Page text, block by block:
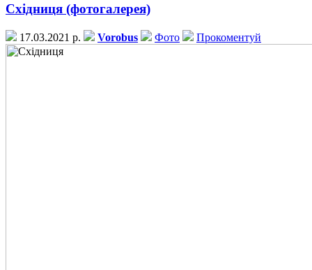
Східниця (фотогалерея)
17.03.2021 р. Vorobus Фото Прокоментуй